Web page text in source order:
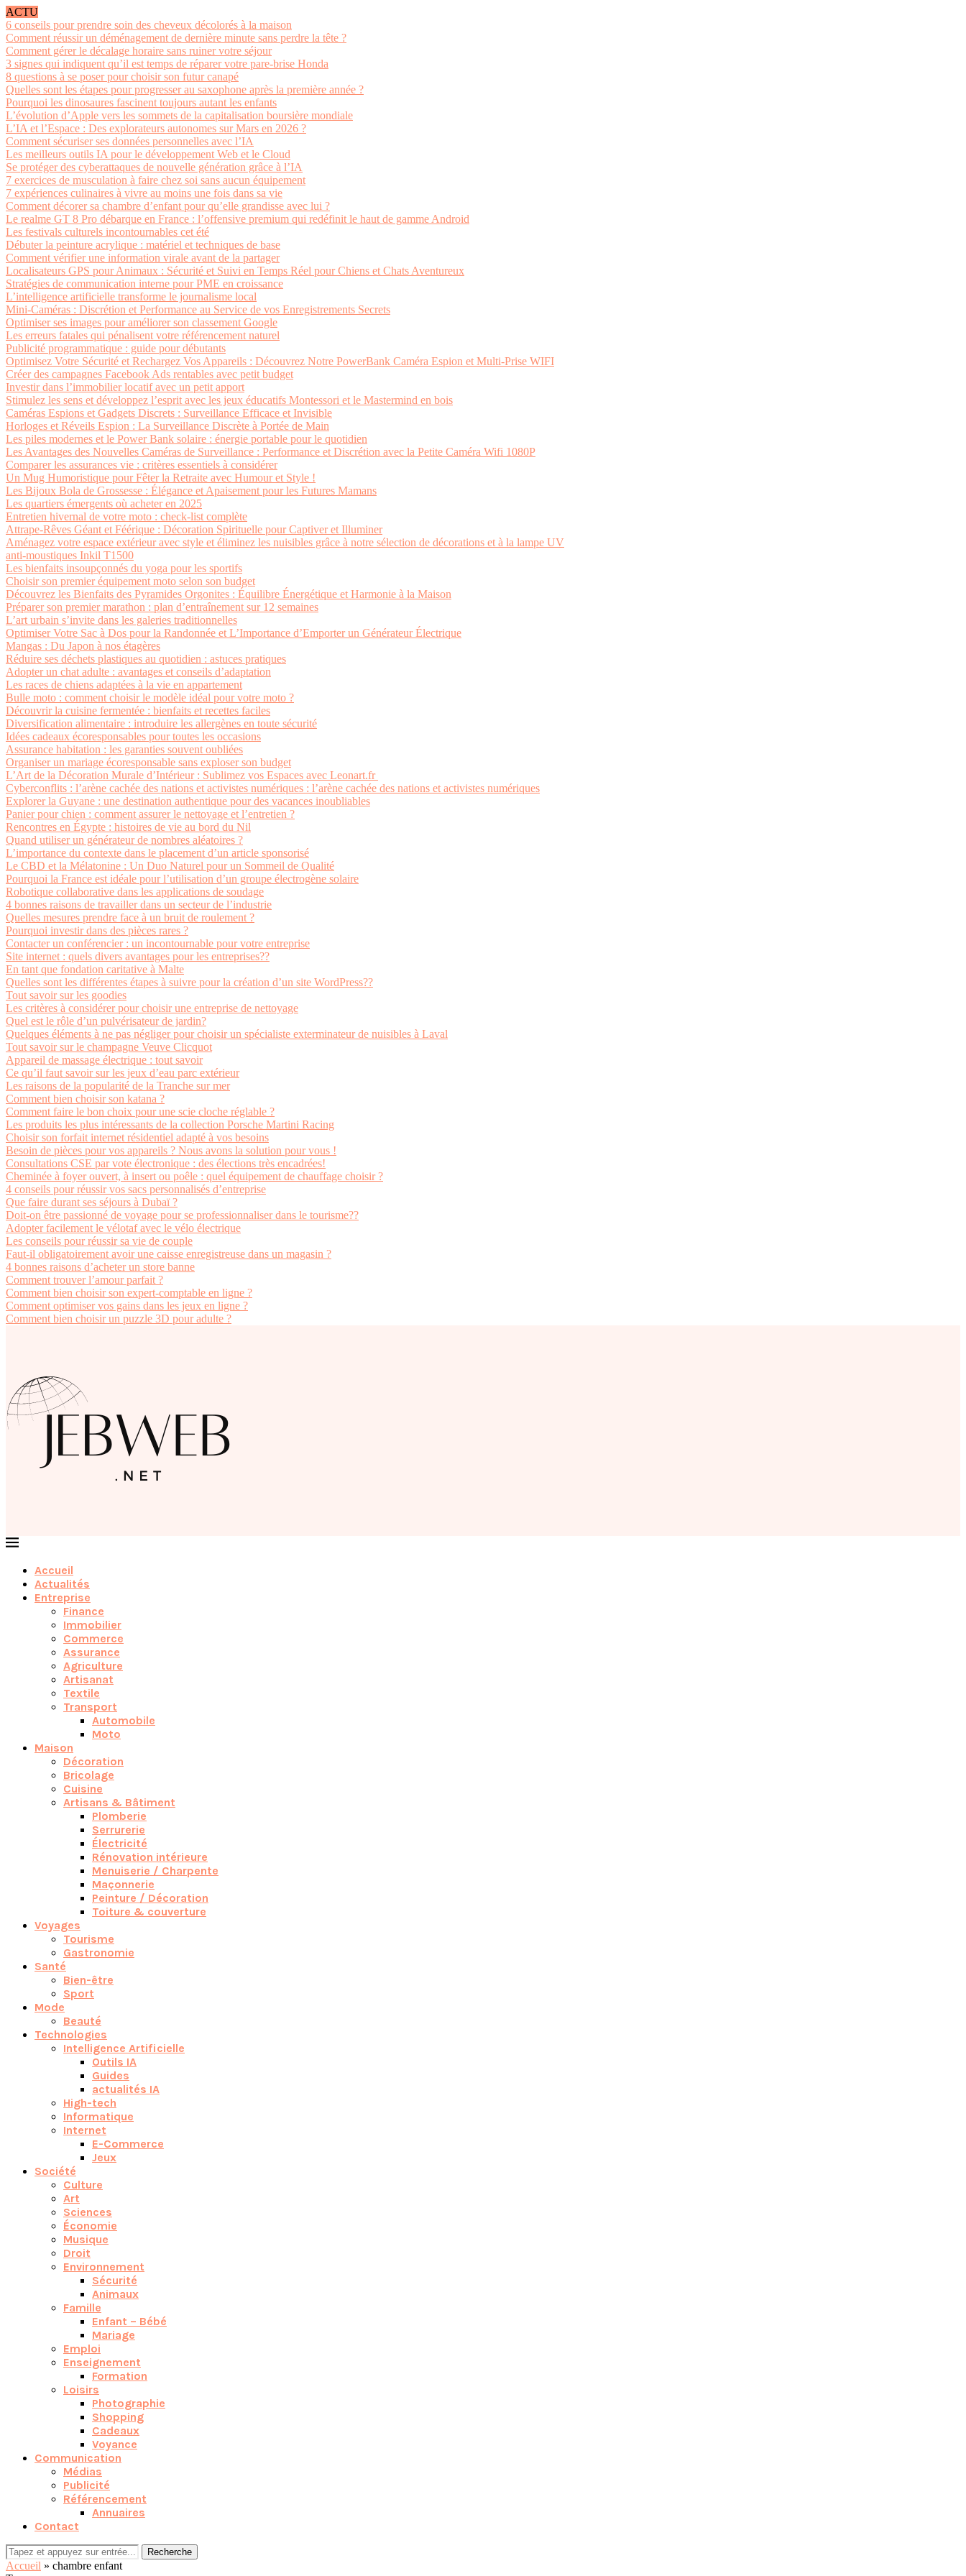
ACTU
6 conseils pour prendre soin des cheveux décolorés à la maison
Comment réussir un déménagement de dernière minute sans perdre la tête ?
Comment gérer le décalage horaire sans ruiner votre séjour
3 signes qui indiquent qu’il est temps de réparer votre pare-brise Honda
8 questions à se poser pour choisir son futur canapé
Quelles sont les étapes pour progresser au saxophone après la première année ?
Pourquoi les dinosaures fascinent toujours autant les enfants
L’évolution d’Apple vers les sommets de la capitalisation boursière mondiale
L’IA et l’Espace : Des explorateurs autonomes sur Mars en 2026 ?
Comment sécuriser ses données personnelles avec l’IA
Les meilleurs outils IA pour le développement Web et le Cloud
Se protéger des cyberattaques de nouvelle génération grâce à l’IA
7 exercices de musculation à faire chez soi sans aucun équipement
7 expériences culinaires à vivre au moins une fois dans sa vie
Comment décorer sa chambre d’enfant pour qu’elle grandisse avec lui ?
Le realme GT 8 Pro débarque en France : l’offensive premium qui redéfinit le haut de gamme Android
Les festivals culturels incontournables cet été
Débuter la peinture acrylique : matériel et techniques de base
Comment vérifier une information virale avant de la partager
Localisateurs GPS pour Animaux : Sécurité et Suivi en Temps Réel pour Chiens et Chats Aventureux
Stratégies de communication interne pour PME en croissance
L’intelligence artificielle transforme le journalisme local
Mini-Caméras : Discrétion et Performance au Service de vos Enregistrements Secrets
Optimiser ses images pour améliorer son classement Google
Les erreurs fatales qui pénalisent votre référencement naturel
Publicité programmatique : guide pour débutants
Optimisez Votre Sécurité et Rechargez Vos Appareils : Découvrez Notre PowerBank Caméra Espion et Multi-Prise WIFI
Créer des campagnes Facebook Ads rentables avec petit budget
Investir dans l’immobilier locatif avec un petit apport
Stimulez les sens et développez l’esprit avec les jeux éducatifs Montessori et le Mastermind en bois
Caméras Espions et Gadgets Discrets : Surveillance Efficace et Invisible
Horloges et Réveils Espion : La Surveillance Discrète à Portée de Main
Les piles modernes et le Power Bank solaire : énergie portable pour le quotidien
Les Avantages des Nouvelles Caméras de Surveillance : Performance et Discrétion avec la Petite Caméra Wifi 1080P
Comparer les assurances vie : critères essentiels à considérer
Un Mug Humoristique pour Fêter la Retraite avec Humour et Style !
Les Bijoux Bola de Grossesse : Élégance et Apaisement pour les Futures Mamans
Les quartiers émergents où acheter en 2025
Entretien hivernal de votre moto : check-list complète
Attrape-Rêves Géant et Féérique : Décoration Spirituelle pour Captiver et Illuminer
Aménagez votre espace extérieur avec style et éliminez les nuisibles grâce à notre sélection de décorations et à la lampe UV
anti-moustiques Inkil T1500
Les bienfaits insoupçonnés du yoga pour les sportifs
Choisir son premier équipement moto selon son budget
Découvrez les Bienfaits des Pyramides Orgonites : Équilibre Énergétique et Harmonie à la Maison
Préparer son premier marathon : plan d’entraînement sur 12 semaines
L’art urbain s’invite dans les galeries traditionnelles
Optimiser Votre Sac à Dos pour la Randonnée et L’Importance d’Emporter un Générateur Électrique
Mangas : Du Japon à nos étagères
Réduire ses déchets plastiques au quotidien : astuces pratiques
Adopter un chat adulte : avantages et conseils d’adaptation
Les races de chiens adaptées à la vie en appartement
Bulle moto : comment choisir le modèle idéal pour votre moto ?
Découvrir la cuisine fermentée : bienfaits et recettes faciles
Diversification alimentaire : introduire les allergènes en toute sécurité
Idées cadeaux écoresponsables pour toutes les occasions
Assurance habitation : les garanties souvent oubliées
Organiser un mariage écoresponsable sans exploser son budget
L’Art de la Décoration Murale d’Intérieur : Sublimez vos Espaces avec Leonart.fr
Cyberconflits : l’arène cachée des nations et activistes numériques : l’arène cachée des nations et activistes numériques
Explorer la Guyane : une destination authentique pour des vacances inoubliables
Panier pour chien : comment assurer le nettoyage et l’entretien ?
Rencontres en Égypte : histoires de vie au bord du Nil
Quand utiliser un générateur de nombres aléatoires ?
L’importance du contexte dans le placement d’un article sponsorisé
Le CBD et la Mélatonine : Un Duo Naturel pour un Sommeil de Qualité
Pourquoi la France est idéale pour l’utilisation d’un groupe électrogène solaire
Robotique collaborative dans les applications de soudage
4 bonnes raisons de travailler dans un secteur de l’industrie
Quelles mesures prendre face à un bruit de roulement ?
Pourquoi investir dans des pièces rares ?
Contacter un conférencier : un incontournable pour votre entreprise
Site internet : quels divers avantages pour les entreprises??
En tant que fondation caritative à Malte
Quelles sont les différentes étapes à suivre pour la création d’un site WordPress??
Tout savoir sur les goodies
Les critères à considérer pour choisir une entreprise de nettoyage
Quel est le rôle d’un pulvérisateur de jardin?
Quelques éléments à ne pas négliger pour choisir un spécialiste exterminateur de nuisibles à Laval
Tout savoir sur le champagne Veuve Clicquot
Appareil de massage électrique : tout savoir
Ce qu’il faut savoir sur les jeux d’eau parc extérieur
Les raisons de la popularité de la Tranche sur mer
Comment bien choisir son katana ?
Comment faire le bon choix pour une scie cloche réglable ?
Les produits les plus intéressants de la collection Porsche Martini Racing
Choisir son forfait internet résidentiel adapté à vos besoins
Besoin de pièces pour vos appareils ? Nous avons la solution pour vous !
Consultations CSE par vote électronique : des élections très encadrées!
Cheminée à foyer ouvert, à insert ou poêle : quel équipement de chauffage choisir ?
4 conseils pour réussir vos sacs personnalisés d’entreprise
Que faire durant ses séjours à Dubaï ?
Doit-on être passionné de voyage pour se professionnaliser dans le tourisme??
Adopter facilement le vélotaf avec le vélo électrique
Les conseils pour réussir sa vie de couple
Faut-il obligatoirement avoir une caisse enregistreuse dans un magasin ?
4 bonnes raisons d’acheter un store banne
Comment trouver l’amour parfait ?
Comment bien choisir son expert-comptable en ligne ?
Comment optimiser vos gains dans les jeux en ligne ?
Comment bien choisir un puzzle 3D pour adulte ?
Accueil
Actualités
Entreprise
Finance
Immobilier
Commerce
Assurance
Agriculture
Artisanat
Textile
Transport
Automobile
Moto
Maison
Décoration
Bricolage
Cuisine
Artisans & Bâtiment
Plomberie
Serrurerie
Électricité
Rénovation intérieure
Menuiserie / Charpente
Maçonnerie
Peinture / Décoration
Toiture & couverture
Voyages
Tourisme
Gastronomie
Santé
Bien-être
Sport
Mode
Beauté
Technologies
Intelligence Artificielle
Outils IA
Guides
actualités IA
High-tech
Informatique
Internet
E-Commerce
Jeux
Société
Culture
Art
Sciences
Économie
Musique
Droit
Environnement
Sécurité
Animaux
Famille
Enfant – Bébé
Mariage
Emploi
Enseignement
Formation
Loisirs
Photographie
Shopping
Cadeaux
Voyance
Communication
Médias
Publicité
Référencement
Annuaires
Contact
Recherche
Accueil » chambre enfant